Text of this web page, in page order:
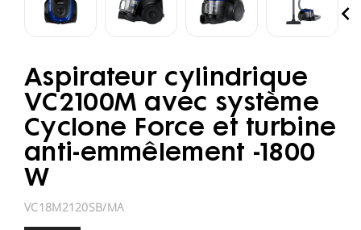

Aspirateur cylindrique
VC2100M avec système
Cyclone Force et turbine
anti-emmêlement -1800
W
VC18M2120SB/MA